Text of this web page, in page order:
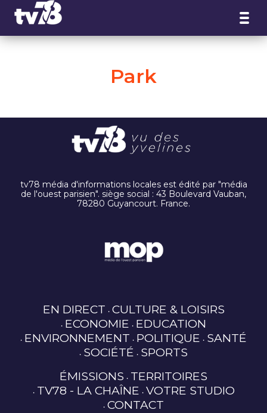
Park
tv78 média d'informations locales est édité par "média
de l'ouest parisien". siège social : 43 Boulevard Vauban,
78280 Guyancourt. France.
EN DIRECT CULTURE & LOISIRS
ECONOMIE EDUCATION
ENVIRONNEMENT POLITIQUE SANTÉ
SOCIÉTÉ SPORTS
ÉMISSIONS TERRITOIRES
TV78 - LA CHAÎNE VOTRE STUDIO
CONTACT
Panneau de gestion des cookies